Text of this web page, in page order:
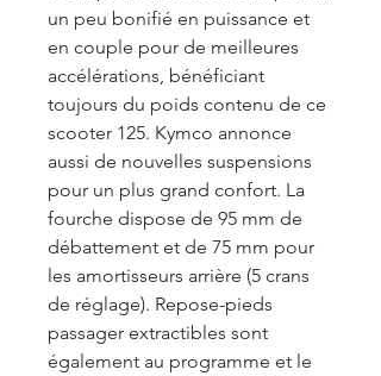
un peu bonifié en puissance et
en couple pour de meilleures
accélérations, bénéficiant
toujours du poids contenu de ce
scooter 125. Kymco annonce
aussi de nouvelles suspensions
pour un plus grand confort. La
fourche dispose de 95 mm de
débattement et de 75 mm pour
les amortisseurs arrière (5 crans
de réglage). Repose-pieds
passager extractibles sont
également au programme et le